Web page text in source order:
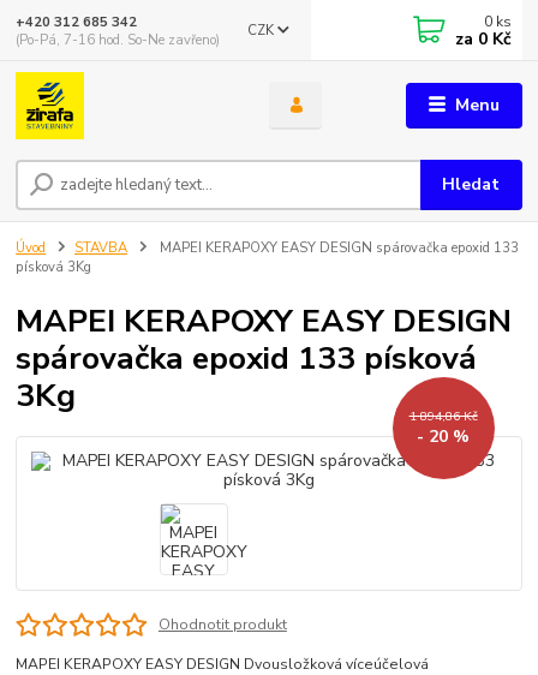
Menu
CZK
Hledat
+420 312 685 342
(Po-Pá, 7-16 hod. So-Ne zavřeno)
0 ks
za 0 Kč
Úvod STAVBA
MAPEI KERAPOXY EASY DESIGN spárovačka epoxid 133
písková 3Kg
MAPEI KERAPOXY EASY DESIGN
spárovačka epoxid 133 písková
3Kg
1 894,86 Kč
- 20 %
Ohodnotit produkt
MAPEI KERAPOXY EASY DESIGN Dvousložková víceúčelová